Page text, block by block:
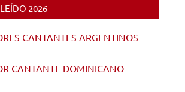
2026
CANTANTES ARGENTINOS
CANTANTE DOMINICANO